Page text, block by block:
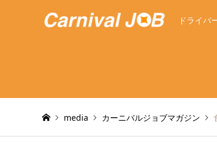
ドライバ
media カーニバルジョブマガジン